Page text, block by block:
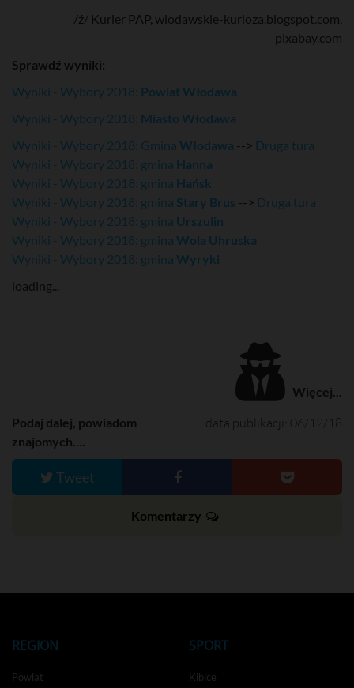
/ź/ Kurier PAP, wlodawskie-kurioza.blogspot.com,
pixabay.com
Sprawdź wyniki:
Wyniki - Wybory 2018: Powiat Włodawa
Wyniki - Wybory 2018: Miasto Włodawa
Wyniki - Wybory 2018: Gmina Włodawa --> Druga tura
Wyniki - Wybory 2018: gmina Hanna
Wyniki - Wybory 2018: gmina Hańsk
Wyniki - Wybory 2018: gmina Stary Brus --> Druga tura
Wyniki - Wybory 2018: gmina Urszulin
Wyniki - Wybory 2018: gmina Wola Uhruska
Wyniki - Wybory 2018: gmina Wyryki
loading...
Więcej...
data publikacji: 06/12/18
Podaj dalej, powiadom
znajomych....
Tweet
Komentarzy
REGION
Powiat
SPORT
Kibice